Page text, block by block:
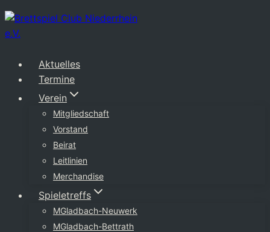
Zum
Inhalt
springen
Aktuelles
Termine
Verein
Mitgliedschaft
Vorstand
Beirat
Leitlinien
Merchandise
Spieletreffs
MGladbach-Neuwerk
MGladbach-Bettrath